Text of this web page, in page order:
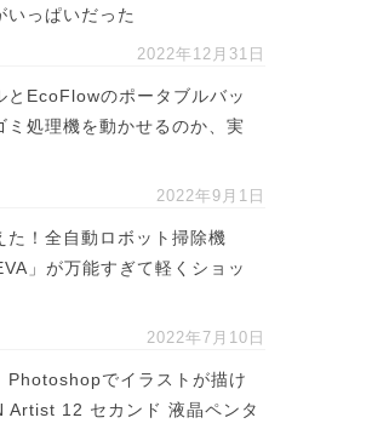
いっぱいだった
2022年12月31日
とEcoFlowのポータブルバッ
ミ処理機を動かせるのか、実
2022年9月1日
た！全自動ロボット掃除機
」が万能すぎて軽くショッ
2022年7月10日
Photoshopでイラストが描け
Artist 12 セカンド 液晶ペンタ